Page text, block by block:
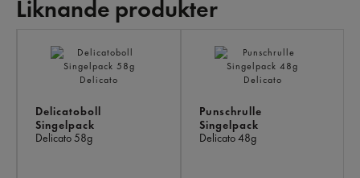
Liknande produkter
Delicatoboll
Singelpack
Delicato58g
Punschrulle
Singelpack
Delicato48g